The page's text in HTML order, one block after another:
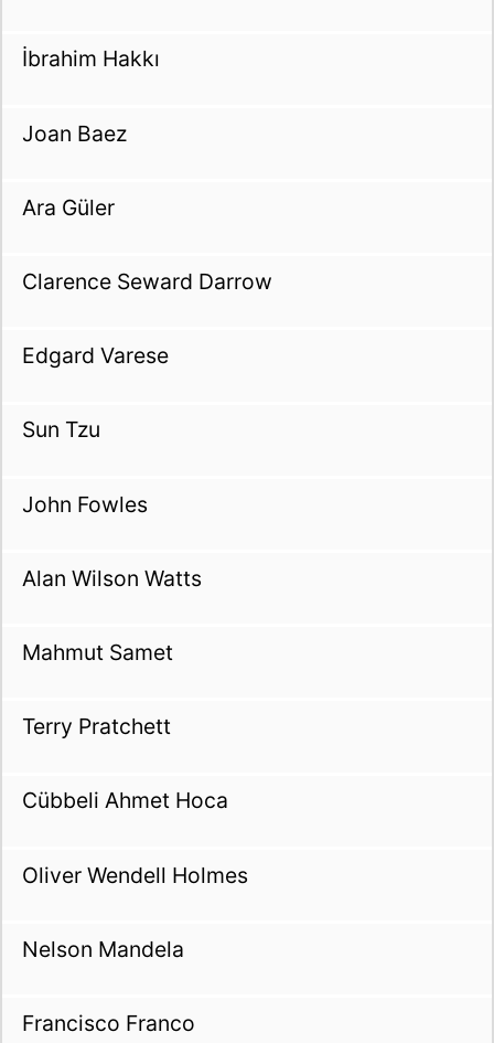
İbrahim Hakkı
Joan Baez
Ara Güler
Clarence Seward Darrow
Edgard Varese
Sun Tzu
John Fowles
Alan Wilson Watts
Mahmut Samet
Terry Pratchett
Cübbeli Ahmet Hoca
Oliver Wendell Holmes
Nelson Mandela
Francisco Franco